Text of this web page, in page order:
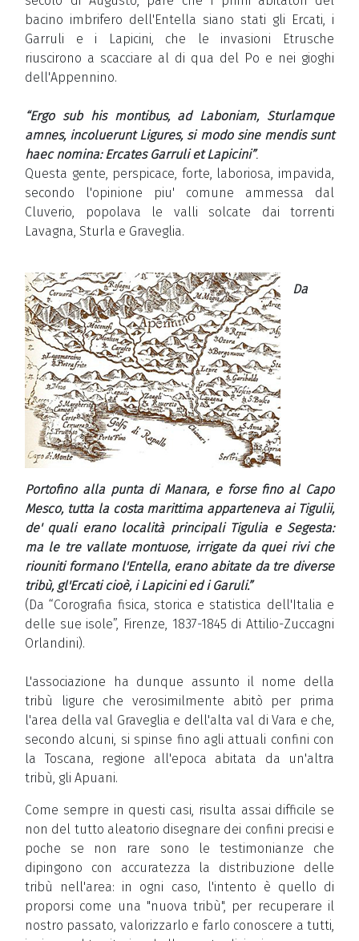
bacino imbrifero dell'Entella siano stati gli Ercati, i
Garruli e i Lapicini, che le invasioni Etrusche
riuscirono a scacciare al di qua del Po e nei gioghi
dell'Appennino.
“Ergo sub his montibus, ad Laboniam, Sturlamque
amnes, incoluerunt Ligures, si modo sine mendis sunt
haec nomina: Ercates Garruli et Lapicini”.
Questa gente, perspicace, forte, laboriosa, impavida,
secondo l'opinione piu' comune ammessa dal
Cluverio, popolava le valli solcate dai torrenti
Lavagna, Sturla e Graveglia.
Da
Portofino alla punta di Manara, e forse fino al Capo
Mesco, tutta la costa marittima apparteneva ai Tigulii,
de' quali erano località principali Tigulia e Segesta:
ma le tre vallate montuose, irrigate da quei rivi che
riouniti formano l'Entella, erano abitate da tre diverse
tribù, gl'Ercati cioè, i Lapicini ed i Garuli.”
(Da “Corografia fisica, storica e statistica dell'Italia e
delle sue isole”, Firenze, 1837-1845 di Attilio-Zuccagni
Orlandini).
L'associazione ha dunque assunto il nome della
tribù ligure che verosimilmente abitò per prima
l'area della val Graveglia e dell'alta val di Vara e che,
secondo alcuni, si spinse fino agli attuali confini con
la Toscana, regione all'epoca abitata da un'altra
tribù, gli Apuani.
Come sempre in questi casi, risulta assai difficile se
non del tutto aleatorio disegnare dei confini precisi e
poche se non rare sono le testimonianze che
dipingono con accuratezza la distribuzione delle
tribù nell'area: in ogni caso, l'intento è quello di
proporsi come una "nuova tribù", per recuperare il
nostro passato, valorizzarlo e farlo conoscere a tutti,